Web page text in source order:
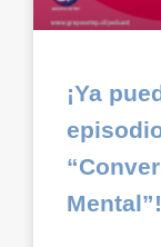
¡Ya
Mental”!